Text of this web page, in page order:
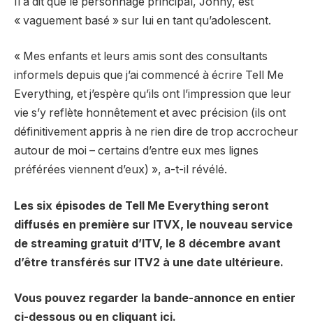
« vaguement basé » sur lui en tant qu’adolescent.
« Mes enfants et leurs amis sont des consultants
informels depuis que j’ai commencé à écrire Tell Me
Everything, et j’espère qu’ils ont l’impression que leur
vie s’y reflète honnêtement et avec précision (ils ont
définitivement appris à ne rien dire de trop accrocheur
autour de moi – certains d’entre eux mes lignes
préférées viennent d’eux) », a-t-il révélé.
Les six épisodes de Tell Me Everything seront
diffusés en première sur ITVX, le nouveau service
de streaming gratuit d’ITV, le 8 décembre avant
d’être transférés sur ITV2 à une date ultérieure.
Vous pouvez regarder la bande-annonce en entier
ci-dessous ou en cliquant ici.